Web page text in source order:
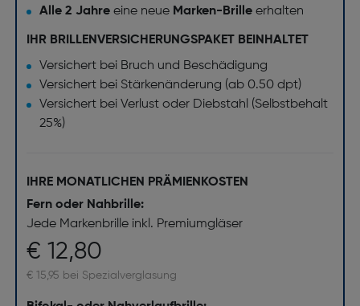
Alle 2 Jahreeine neue Marken-Brille erhalten
IHR BRILLENVERSICHERUNGSPAKET BEINHALTET
Versichert bei Bruch und Beschädigung
Versichert bei Stärkenänderung (ab 0.50 dpt)
Versichert bei Verlust oder Diebstahl (Selbstbehalt
25%)
IHRE MONATLICHEN PRÄMIENKOSTEN
Fern oder Nahbrille:
Jede Markenbrille inkl. Premiumgläser
€ 12,80
€ 15,95 bei Spezialverglasung